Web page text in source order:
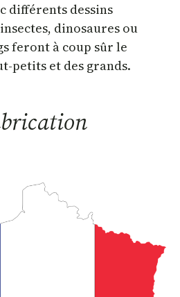
différents dessins
dinosaures ou
feront à coup sûr le
petits et des grands.